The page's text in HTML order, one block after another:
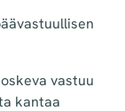
vastuu
kantaa